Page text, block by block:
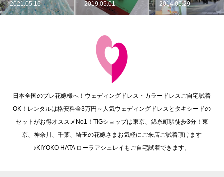
2021.05.16 2019.05.01 2014.06.29
日本全国のプレ花嫁様へ！ウェディングドレス・カラードレスご自宅試着
OK！レンタルは格安料金3万円～人気ウェディングドレスとタキシードの
セットがお得オススメNo1！TIGショップは東京、錦糸町駅徒歩3分！東
京、神奈川、千葉、埼玉の花嫁さまお気軽にご来店ご試着頂けます
♪KIYOKO HATA ローラアシュレイもご自宅試着できます。